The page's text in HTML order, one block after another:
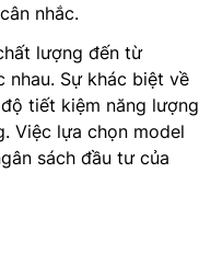
nhắc.
lượng đến từ
nhau. Sự khác biệt về
tiết kiệm năng lượng
Việc lựa chọn model
sách đầu tư của